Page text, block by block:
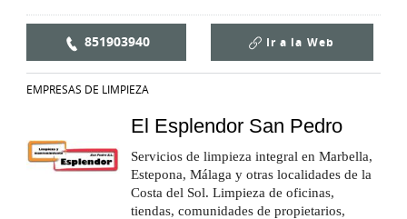
851903940 Ir a la Web
EMPRESAS DE LIMPIEZA
El Esplendor San Pedro
Servicios de limpieza integral en Marbella,
Estepona, Málaga y otras localidades de la
Costa del Sol. Limpieza de oficinas,
tiendas, comunidades de propietarios,